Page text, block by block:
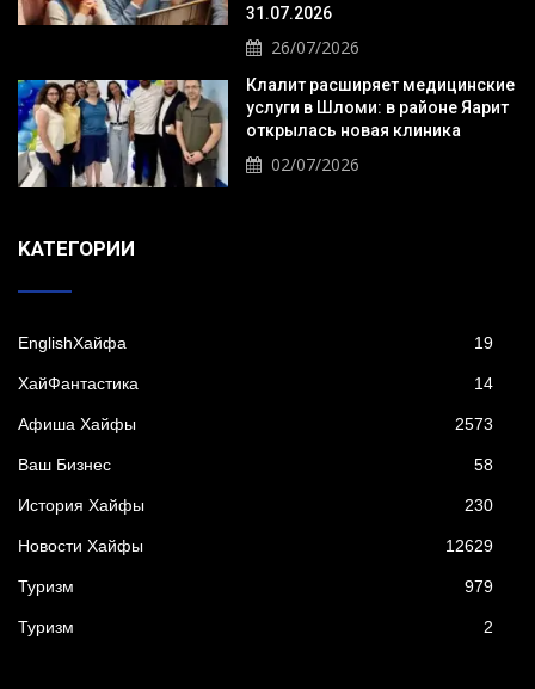
31.07.2026
26/07/2026
Клалит расширяет медицинские
услуги в Шломи: в районе Яарит
открылась новая клиника
02/07/2026
KАТЕГОРИИ
EnglishХайфа 19
XайФантастика 14
Афиша Хайфы 2573
Ваш Бизнес 58
История Хайфы 230
Новости Хайфы 12629
Туризм 979
Туризм 2